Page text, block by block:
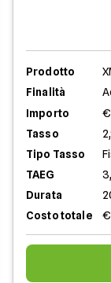
Prodotto
Finalità
Importo
Tasso
Tipo Tasso
TAEG
Durata
Costo totale
€